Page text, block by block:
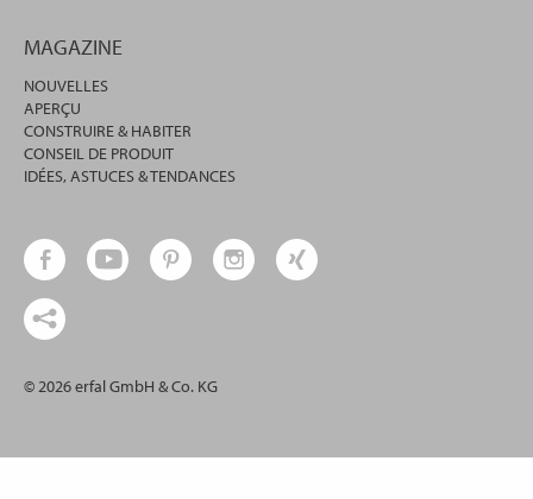
MAGAZINE
NOUVELLES
APERÇU
CONSTRUIRE & HABITER
CONSEIL DE PRODUIT
IDÉES, ASTUCES & TENDANCES
© 2026 erfal GmbH & Co. KG